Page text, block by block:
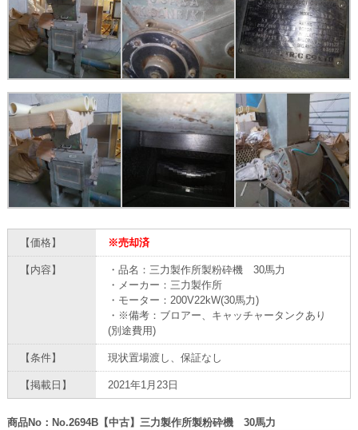
【価格】 ※売却済
【内容】
・品名：三力製作所製粉砕機 30馬力
・メーカー：三力製作所
・モーター：200V22kW(30馬力)
・※備考：ブロアー、キャッチャータンクあり
(別途費用)
【条件】 現状置場渡し、保証なし
【掲載日】 2021年1月23日
商品No：No.2694B【中古】三力製作所製粉砕機 30馬力